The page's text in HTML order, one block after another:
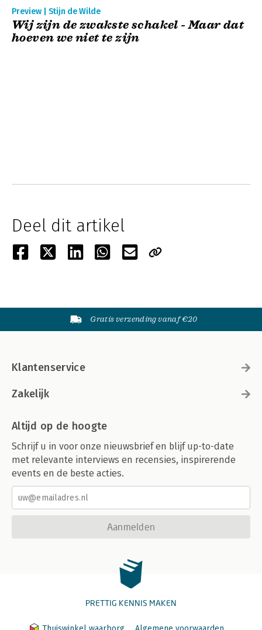
Preview | Stijn de Wilde
Wij zijn de zwakste schakel - Maar dat
hoeven we niet te zijn
Deel dit artikel
Gratis verzending vanaf €20
Klantenservice
Zakelijk
Altijd op de hoogte
Schrijf u in voor onze nieuwsbrief en blijf up-to-date
met relevante interviews en recensies, inspirerende
events en de beste acties.
Aanmelden
PRETTIG KENNIS MAKEN